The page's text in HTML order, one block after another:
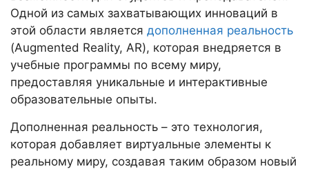
Одной из самых захватывающих инноваций в
этой области является дополненная реальность
(Augmented Reality, AR), которая внедряется в
учебные программы по всему миру,
предоставляя уникальные и интерактивные
образовательные опыты.
Дополненная реальность – это технология,
которая добавляет виртуальные элементы к
реальному миру, создавая таким образом новый